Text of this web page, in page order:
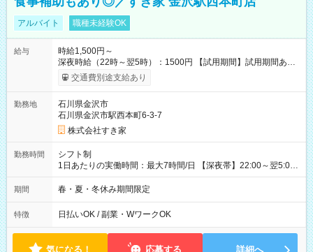
アルバイト 職種未経験OK
給与
時給1,500円～
深夜時給（22時～翌5時）：1500円 【試用期間】試用期間あり
試用期間の長さ：1ヶ月 雇用形態、給与は本採用時と同じです。
試用期間の実態は30日（※条件変更なし）ですが、切り上げで
同時給）
交通費別途支給あり
勤務地
石川県金沢市
石川県金沢市駅西本町6-3-7
株式会社すき家
勤務時間
シフト制
1日あたりの実働時間：最大7時間/日 【深夜帯】22:00～翌5:00
週2日～・1日2h～OK◎ ※22:00から翌5:00までは18歳以上の方
のみ勤務可能です（18歳未満の深夜業務禁止のため） ★深夜で
す。 必ず、2名以上での勤務を行いますので、安心して働けま
す。
期間 春・夏・冬休み期間限定
特徴 日払いOK / 副業・WワークOK
気になる！ 応募する 詳細へ